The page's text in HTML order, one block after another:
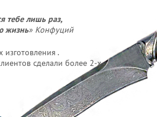
тебе лишь раз,
жизнь» Конфуций
.
сделали более 2-х